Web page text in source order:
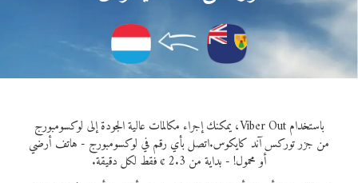
باستخدام Viber Out، يمكنك إجراء مكالمات عالية الجودة إلى لوكسومبورج
من جزر توركس آند كايكوس.اتصل بأي رقم في لوكسومبورج - هاتف أرضي
أو محمول! - بداية من 2.3 ¢ فقط لكل دقيقة.